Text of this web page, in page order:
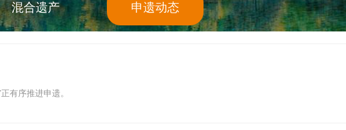
混合遗产 申遗动态
有序推进申遗。